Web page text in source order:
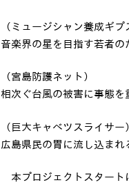
（ミュージシャン養成ギプ
音楽界の星を目指す若者の
（宮島防護ネット）
相次ぐ台風の被害に事態を
（巨大キャベツスライサー）
広島県民の胃に流し込まれ
本プロジェクトスタート